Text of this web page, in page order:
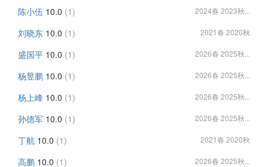
陈小伍 10.0 (1) 2024春 2023秋...
刘晓东 10.0 (1) 2021春 2020秋
盛国平 10.0 (1) 2026春 2025秋...
杨昱鹏 10.0 (1) 2026春 2025秋...
杨上峰 10.0 (1) 2026春 2025秋...
孙德军 10.0 (1) 2026春 2025秋...
丁航 10.0 (1) 2021春 2020秋
高鹏 10.0 (1) 2026春 2025秋...